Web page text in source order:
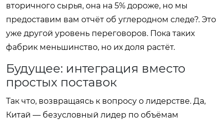
вторичного сырья, она на 5% дороже, но мы
предоставим вам отчёт об углеродном следе?. Это
уже другой уровень переговоров. Пока таких
фабрик меньшинство, но их доля растёт.
Будущее: интеграция вместо
простых поставок
Так что, возвращаясь к вопросу о лидерстве. Да,
Китай — безусловный лидер по объёмам